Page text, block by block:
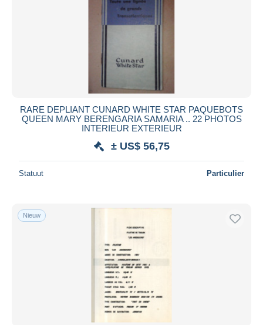
RARE DEPLIANT CUNARD WHITE STAR PAQUEBOTS
QUEEN MARY BERENGARIA SAMARIA .. 22 PHOTOS
INTERIEUR EXTERIEUR
± US$ 56,75
Statuut Particulier
Nieuw